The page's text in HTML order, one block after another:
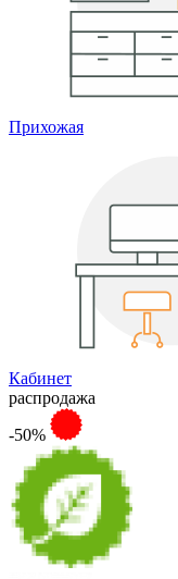
Прихожая
Кабинет
распродажа
-50%